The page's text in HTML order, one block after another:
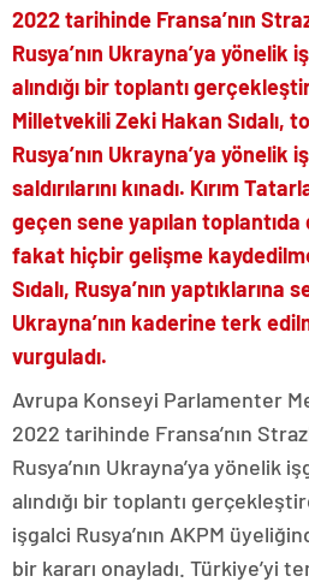
2022 tarihinde Fransa’nın
Rusya’nın Ukrayna’ya yönelik
alındığı bir toplantı
Milletvekili Zeki Hakan Sıdalı,
Rusya’nın Ukrayna’ya yönelik
saldırılarını kınadı. Kırım
geçen sene yapılan toplantıda
fakat hiçbir gelişme
Sıdalı, Rusya’nın yaptıklarına
Ukrayna’nın kaderine terk
vurguladı.
Avrupa Konseyi Parlamenter
2022 tarihinde Fransa’nın
Rusya’nın Ukrayna’ya yönelik
alındığı bir toplantı
işgalci Rusya’nın AKPM
bir kararı onayladı. Türkiye’yi